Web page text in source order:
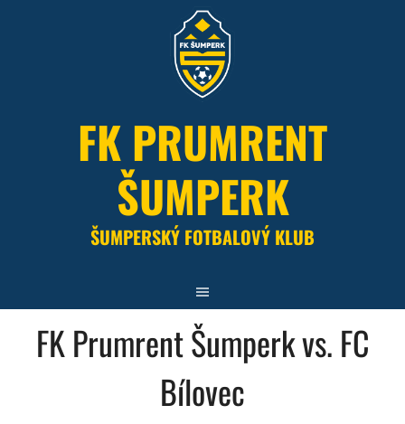
FK PRUMRENT
ŠUMPERK
ŠUMPERSKÝ FOTBALOVÝ KLUB
FK Prumrent Šumperk vs. FC
Bílovec